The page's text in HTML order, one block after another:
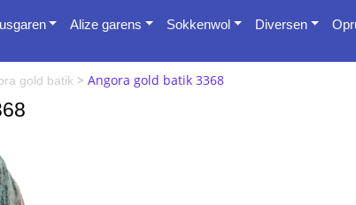
Alize garens Sokkenwol Diversen
gold batik > Angora gold batik 3368